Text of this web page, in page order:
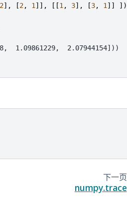
2], [2, 1 ]], [[1 , 3], [3, 1 ]]
])
2.07944154]))
下一页
numpy.trace